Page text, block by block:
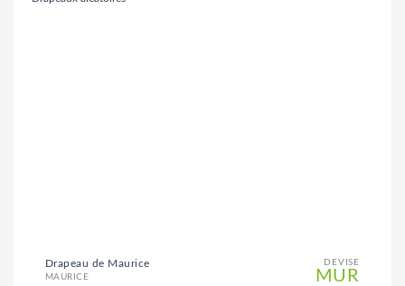
DEVISE
MUR
Drapeau de Maurice
MAURICE